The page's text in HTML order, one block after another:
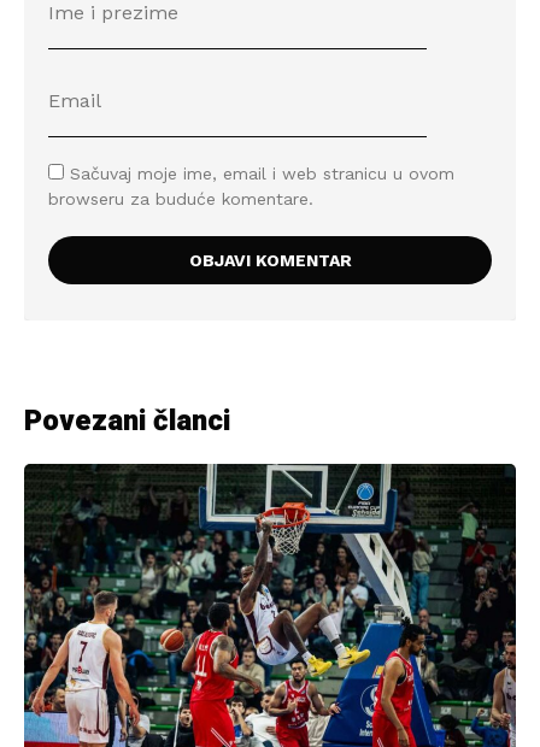
Sačuvaj moje ime, email i web stranicu u ovom
browseru za buduće komentare.
Povezani članci